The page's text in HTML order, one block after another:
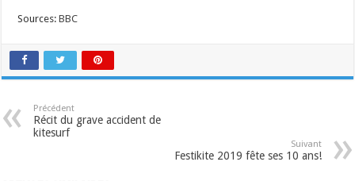
Sources:BBC
Précédent
Récit du grave accident de
kitesurf
Suivant
Festikite 2019 fête ses 10 ans!